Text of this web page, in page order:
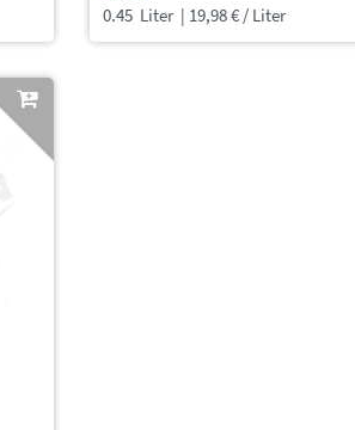
0.45 Liter | 19,98 € / Liter